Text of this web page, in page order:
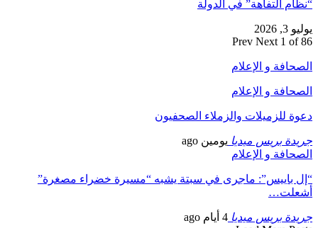
“نظام التفاهة” في الدولة
يوليو 3, 2026
Prev Next 1 of 86
الصحافة و الإعلام
الصحافة و الإعلام
دعوة للزميلات والزملاء الصحفيون
جريدة بريس ميديا يومين ago
الصحافة و الإعلام
“إل باييس”: ماجرى في سبتة يشبه “مسيرة خضراء مصغرة”
أشعلت…
جريدة بريس ميديا 4 أيام ago